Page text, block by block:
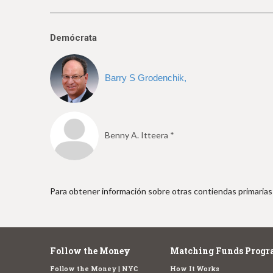
Demócrata
Barry S Grodenchik,
Benny A. Itteera *
Para obtener información sobre otras contiendas
Follow the Money
Follow the Money | NYC
Matching Funds
How It Works